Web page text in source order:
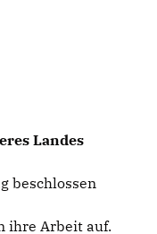
Landes
beschlossen
ihre Arbeit auf.